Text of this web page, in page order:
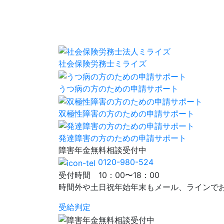
社会保険労務士ミライズ
うつ病の方のための申請サポート
双極性障害の方のための申請サポート
発達障害の方のための申請サポート
障害年金無料相談受付中
0120-980-524
受付時間 10：00〜18：00
時間外や土日祝年始年末もメール、ラインで
受給判定